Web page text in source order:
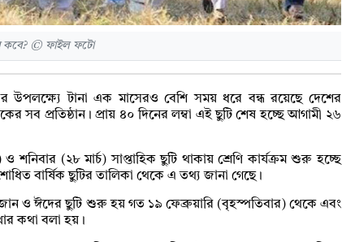
কবে? © ফাইল ফটো
উপলক্ষ্যে টানা এক মাসেরও বেশি সময় ধরে বন্ধ রয়েছে দেশের
সব প্রতিষ্ঠান। প্রায় ৪০ দিনের লম্বা এই ছুটি শেষ হচ্ছে আগামী ২৬
(২৮ মার্চ) সাপ্তাহিক ছুটি থাকায় শ্রেণি কার্যক্রম শুরু হচ্ছে
বার্ষিক ছুটির তালিকা থেকে এ তথ্য জানা গেছে।
ও ঈদের ছুটি শুরু হয় গত ১৯ ফেব্রুয়ারি (বৃহস্পতিবার) থেকে এবং
কথা বলা হয়।